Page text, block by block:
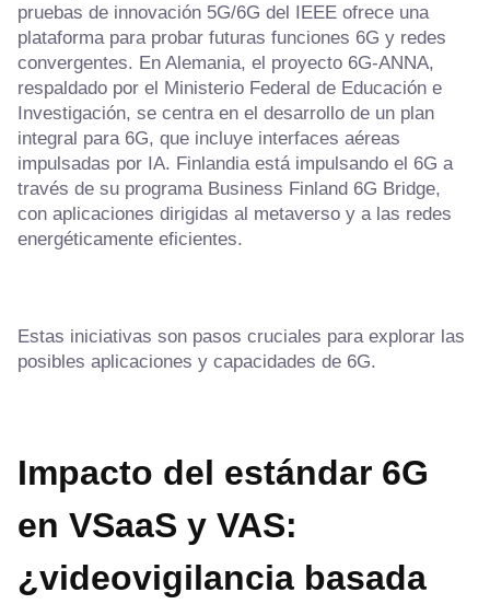
pruebas de innovación 5G/6G del IEEE ofrece una
plataforma para probar futuras funciones 6G y redes
convergentes. En Alemania, el proyecto 6G-ANNA,
respaldado por el Ministerio Federal de Educación e
Investigación, se centra en el desarrollo de un plan
integral para 6G, que incluye interfaces aéreas
impulsadas por IA. Finlandia está impulsando el 6G a
través de su programa Business Finland 6G Bridge,
con aplicaciones dirigidas al metaverso y a las redes
energéticamente eficientes.
Estas iniciativas son pasos cruciales para explorar las
posibles aplicaciones y capacidades de 6G.
Impacto del estándar 6G
en VSaaS y VAS:
¿videovigilancia basada